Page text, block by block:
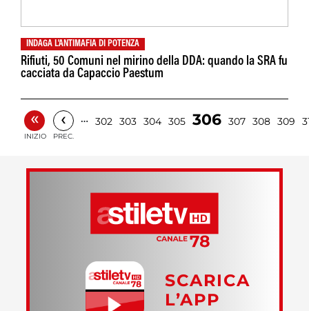
INDAGA L'ANTIMAFIA DI POTENZA
Rifiuti, 50 Comuni nel mirino della DDA: quando la SRA fu
cacciata da Capaccio Paestum
«
INIZIO
‹
PREC.
… 302 303 304 305 306 307 308 309
SCARICA
L’APP